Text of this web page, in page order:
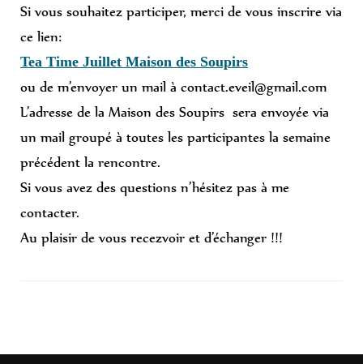
Si vous souhaitez participer, merci de vous inscrire via
ce lien:
Tea Time Juillet Maison des Soupirs
ou de m’envoyer un mail à contact.eveil@gmail.com
L’adresse de la Maison des Soupirs sera envoyée via
un mail groupé à toutes les participantes la semaine
précédent la rencontre.
Si vous avez des questions n’hésitez pas à me
contacter.
Au plaisir de vous recezvoir et d’échanger !!!
d'article